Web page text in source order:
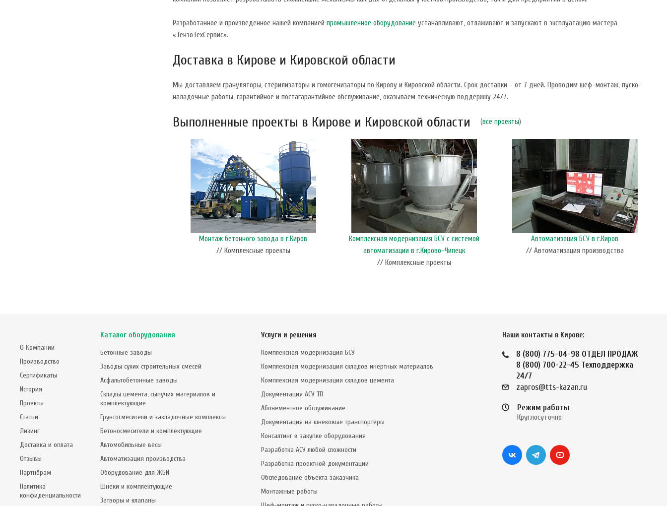
Разработанное и произведенное нашей компанией промышленное оборудование устанавливают, отлаживают и запускают в эксплуатацию мастера
«ТензоТехСервис».
Доставка в Кирове и Кировской области
Мы доставляем грануляторы, стерилизаторы и гомогенизаторы по Кирову и Кировской области. Срок доставки - от 7 дней. Проводим шеф-монтаж, пуско-
наладочные работы, гарантийное и постагарантийное обслуживание, оказываем техническую поддержку 24/7.
Выполненные проекты в Кирове и Кировской области (все проекты)
Монтаж бетонного завода в г.Киров
// Комплексные проекты
Комплексная модернизация БСУ с системой
автоматизации в г.Кирово-Чипецк
// Комплексные проекты
Автоматизация БСУ в г.Киров
// Автоматизация производства
О Компании
Производство
Сертификаты
История
Проекты
Статьи
Лизинг
Доставка и оплата
Отзывы
Партнёрам
Политика
конфиденциальности
Каталог оборудования
Бетонные заводы
Заводы сухих строительных смесей
Асфальтобетонные заводы
Склады цемента, сыпучих материалов и
комплектующие
Грунтосмесители и закладочные комплексы
Бетоносмесители и комплектующие
Автомобильные весы
Автоматизация производства
Оборудование для ЖБИ
Шнеки и комплектующие
Затворы и клапаны
Услуги и решения
Комплексная модернизация БСУ
Комплексная модернизация складов инертных материалов
Комплексная модернизация складов цемента
Документация АСУ ТП
Абонементное обслуживание
Документация на шнековые транспортеры
Консалтинг в закупке оборудования
Разработка АСУ любой сложности
Разработка проектной документации
Обследование объекта заказчика
Монтажные работы
Наши контакты в Кирове:
8 (800) 775-04-98 ОТДЕЛ ПРОДАЖ
8 (800) 700-22-45 Техподдержка
24/7
zapros@tts-kazan.ru
Режим работы
Круглосуточно